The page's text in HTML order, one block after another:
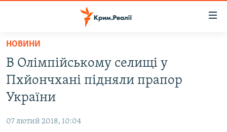
Перейти
основного
матеріалу
Перейти
до
основної
ВІДЕО ТА ФОТО
БЛОГИ
НОВИНИ
В Олімпійському селищі у
Пхйончхані підняли прапор
України
07 лютий 2018, 10:04